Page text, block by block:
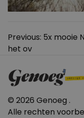
Bericht
navigatie
Previous: 5x mooie
het ov
© 2026 Genoeg .
Alle rechten